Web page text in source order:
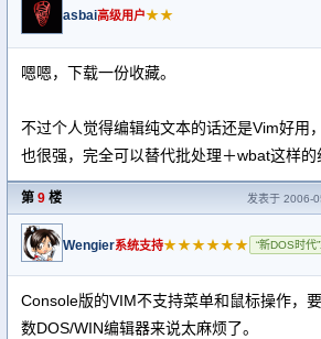
asbai高级用户★★
嗯嗯，下载一份收藏。
不过个人觉得编辑纯文本的话还是Vim好用
也很强，完全可以替代批处理＋wbat这样的
第 9 楼 发表于 2006-
Wengier系统支持★★★★★★ “新DOS时代
Console版的VIM不支持菜单和鼠标操作，
数DOS/WIN编辑器来说太麻烦了。